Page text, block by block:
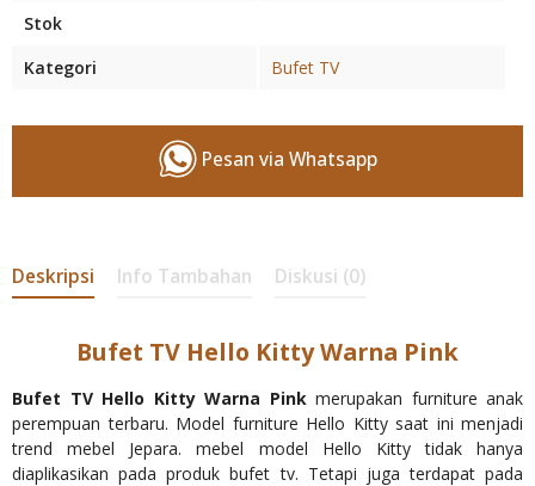
Stok
Kategori
Bufet TV
Pesan via Whatsapp
Deskripsi Info Tambahan Diskusi (0)
Bufet TV Hello Kitty Warna Pink
Bufet TV Hello Kitty Warna Pinkmerupakan furniture anak
perempuan terbaru. Model furniture Hello Kitty saat ini menjadi
trend mebel Jepara. mebel model Hello Kitty tidak hanya
diaplikasikan pada produk bufet tv. Tetapi juga terdapat pada